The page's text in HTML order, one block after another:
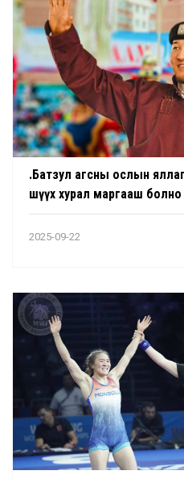
Ө.Батзул агсны ослын
шүүх хурал маргааш болно
2025-09-22